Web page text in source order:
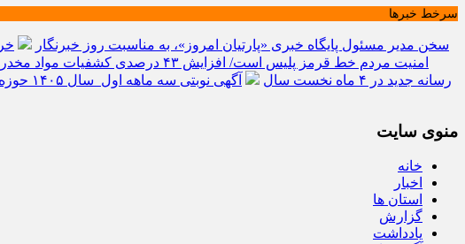
سرخط خبرها
سخن مدیر مسئول پایگاه خبری «پارتیان امروز»، به مناسبت روز خبرنگار
امنیت مردم خط قرمز پلیس است/ افزایش ۴۳ درصدی کشفیات مواد مخدر و رشد ۶۸ درصدی کشف سرقت در خراسان شمالی
رسانه جدید در ۴ ماه نخست سال
آگهی نوبتی سه ماهه اول سال ۱۴۰۵ حوزه ثبتی جاجرم
منوی سایت
خانه
اخبار
استان ها
گزارش
یادداشت